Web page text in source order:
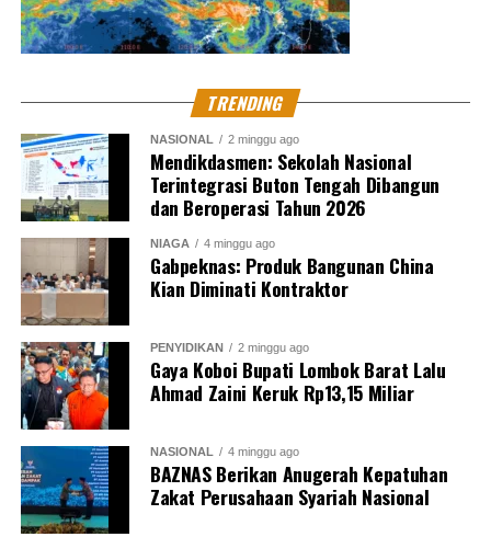
TRENDING
NASIONAL 2 minggu ago
Mendikdasmen: Sekolah Nasional
Terintegrasi Buton Tengah Dibangun
dan Beroperasi Tahun 2026
NIAGA 4 minggu ago
Gabpeknas: Produk Bangunan China
Kian Diminati Kontraktor
PENYIDIKAN 2 minggu ago
Gaya Koboi Bupati Lombok Barat Lalu
Ahmad Zaini Keruk Rp13,15 Miliar
NASIONAL 4 minggu ago
BAZNAS Berikan Anugerah Kepatuhan
Zakat Perusahaan Syariah Nasional